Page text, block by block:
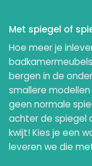
Met spiegel of
Hoe meer je
bergen in de
smallere
geen normale
achter de spiegel
kwijt! Kies je een
leveren we die